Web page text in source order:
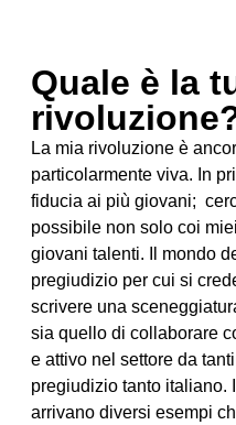
Quale è la
La mia rivoluzione è
particolarmente viva. In
fiducia ai più giovani;
possibile non solo coi
giovani talenti. Il mondo
pregiudizio per cui si
scrivere una
sia quello di collaborare
e attivo nel settore da
pregiudizio tanto italiano.
arrivano diversi esempi